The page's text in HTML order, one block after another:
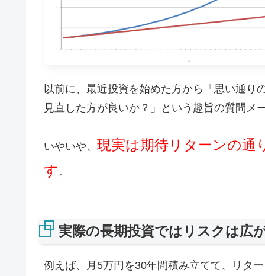
以前に、最近投資を始めた方から「思い通り
見直した方が良いか？」という趣旨の質問メ
いやいや、 現実は期待リターンの通
す。
実際の長期投資ではリスクは広
例えば、月5万円を30年間積み立てて、リタ